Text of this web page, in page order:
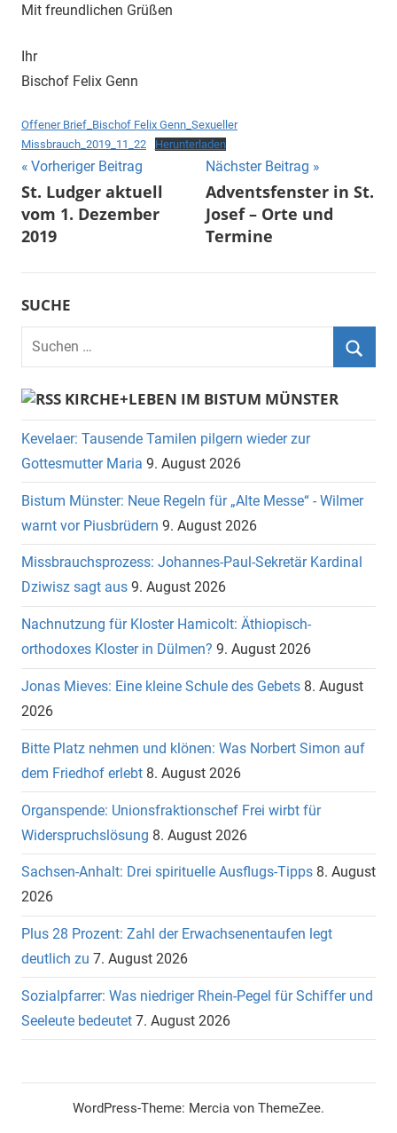
Mit freundlichen Grüßen
Ihr
Bischof Felix Genn
Offener Brief_Bischof Felix Genn_Sexueller
Missbrauch_2019_11_22
Herunterladen
Beitragsnavigation
Vorheriger Beitrag
St. Ludger aktuell
vom 1. Dezember
2019
Nächster Beitrag
Adventsfenster in St.
Josef – Orte und
Termine
SUCHE
Suchen
KIRCHE+LEBEN IM BISTUM MÜNSTER
Kevelaer: Tausende Tamilen pilgern wieder zur
Gottesmutter Maria 9. August 2026
Bistum Münster: Neue Regeln für „Alte Messe“ - Wilmer
warnt vor Piusbrüdern 9. August 2026
Missbrauchsprozess: Johannes-Paul-Sekretär Kardinal
Dziwisz sagt aus 9. August 2026
Nachnutzung für Kloster Hamicolt: Äthiopisch-
orthodoxes Kloster in Dülmen? 9. August 2026
Jonas Mieves: Eine kleine Schule des Gebets 8. August
2026
Bitte Platz nehmen und klönen: Was Norbert Simon auf
dem Friedhof erlebt 8. August 2026
Organspende: Unionsfraktionschef Frei wirbt für
Widerspruchslösung 8. August 2026
Sachsen-Anhalt: Drei spirituelle Ausflugs-Tipps 8. August
2026
Plus 28 Prozent: Zahl der Erwachsenentaufen legt
deutlich zu 7. August 2026
Sozialpfarrer: Was niedriger Rhein-Pegel für Schiffer und
Seeleute bedeutet 7. August 2026
WordPress-Theme: Mercia von ThemeZee.